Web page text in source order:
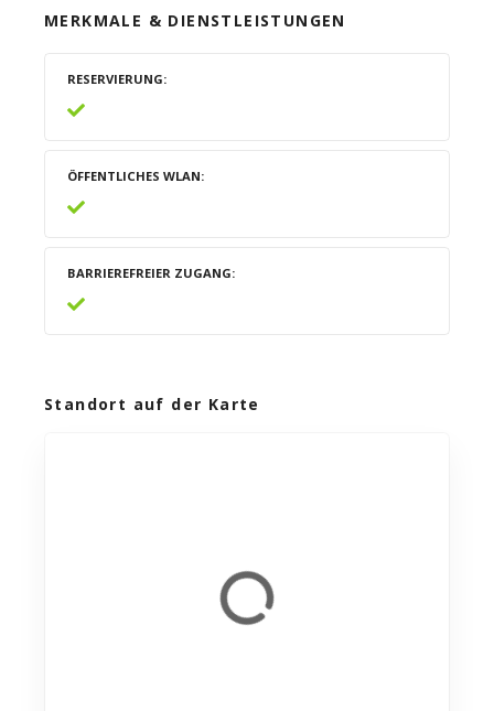
MERKMALE & DIENSTLEISTUNGEN
RESERVIERUNG
ÖFFENTLICHES WLAN
BARRIEREFREIER ZUGANG
Standort auf der Karte